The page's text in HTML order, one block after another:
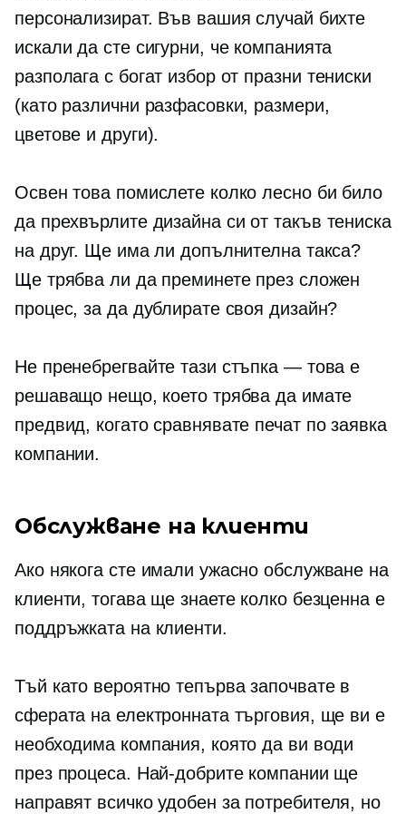
персонализират. Във вашия случай бихте
искали да сте сигурни, че компанията
разполага с богат избор от празни тениски
(като различни разфасовки, размери,
цветове и други).
Освен това помислете колко лесно би било
да прехвърлите дизайна си от такъв тениска
на друг. Ще има ли допълнителна такса?
Ще трябва ли да преминете през сложен
процес, за да дублирате своя дизайн?
Не пренебрегвайте тази стъпка — това е
решаващо нещо, което трябва да имате
предвид, когато сравнявате печат по заявка
компании.
Обслужване на клиенти
Ако някога сте имали ужасно обслужване на
клиенти, тогава ще знаете колко безценна е
поддръжката на клиенти.
Тъй като вероятно тепърва започвате в
сферата на електронната търговия, ще ви е
необходима компания, която да ви води
през процеса. Най-добрите компании ще
направят всичкоудобен за потребителя, но